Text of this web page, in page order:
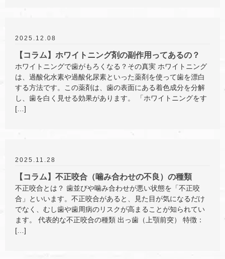
2025.12.08
【コラム】ホワイトニング剤の副作用ってあるの？
ホワイトニングで歯がもろくなる？その真実 ホワイトニング
は、過酸化水素や過酸化尿素といった薬剤を使って歯を漂白
する方法です。この薬剤は、歯の表面にある着色成分を分解
し、歯を白く見せる効果があります。 「ホワイトニングをす
[…]
2025.11.28
【コラム】不正咬合（噛み合わせの不良）の種類
不正咬合とは？ 歯並びや噛み合わせが悪い状態を「不正咬
合」といいます。不正咬合があると、見た目が気になるだけ
でなく、むし歯や歯周病のリスクが高まることが知られてい
ます。 代表的な不正咬合の種類 出っ歯（上顎前突） 特徴：
[…]